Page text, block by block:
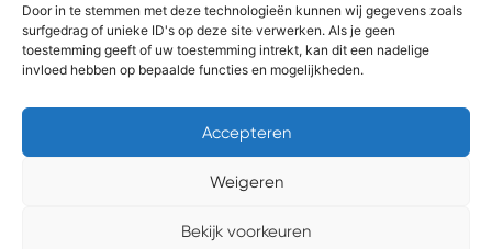
Door in te stemmen met deze technologieën kunnen wij gegevens zoals
surfgedrag of unieke ID's op deze site verwerken. Als je geen
toestemming geeft of uw toestemming intrekt, kan dit een nadelige
invloed hebben op bepaalde functies en mogelijkheden.
Accepteren
Weigeren
Bekijk voorkeuren
Klik hier